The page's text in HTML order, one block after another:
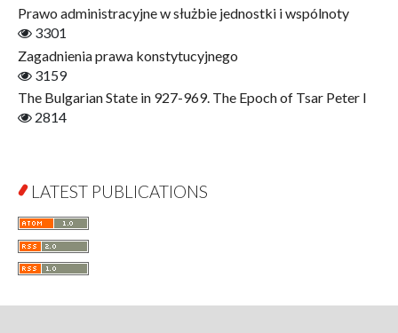
Literary Interpretations
Jerzy Giedroyc and Witnesses of History
Winter of Life?
Linguistics
What Is Man?
Communication and Media
A Very Short Introduction
Literary Culture of Lodz
Prawo administracyjne w służbie jednostki i wspólnoty
3301
Zagadnienia prawa konstytucyjnego
3159
The Bulgarian State in 927-969. The Epoch of Tsar Peter I
2814
LATEST PUBLICATIONS